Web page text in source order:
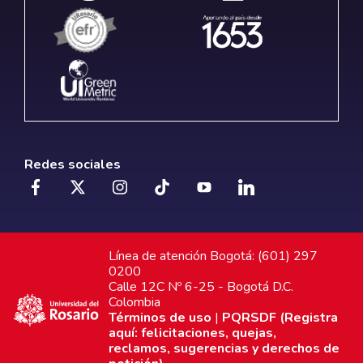
Redes sociales
Línea de atención Bogotá: (601) 297
0200
Calle 12C Nº 6-25 - Bogotá D.C.
Colombia
Términos de uso | PQRSDF (Registra
aquí: felicitaciones, quejas,
reclamos, sugerencias y derechos de